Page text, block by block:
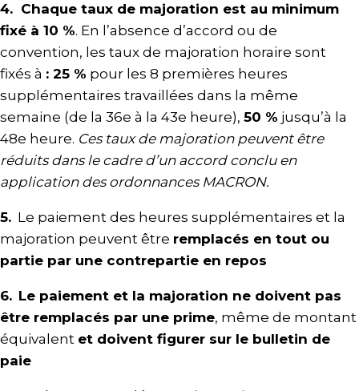
4. Chaque taux de majoration est au minimum
fixé à 10 %. En l’absence d’accord ou de
convention, les taux de majoration horaire sont
fixés à : 25 % pour les 8 premières heures
supplémentaires travaillées dans la même
semaine (de la 36e à la 43e heure), 50 % jusqu’à la
48e heure. Ces taux de majoration peuvent être
réduits dans le cadre d’un accord conclu en
application des ordonnances MACRON.
5. Le paiement des heures supplémentaires et la
majoration peuvent être remplacés en tout ou
partie par une contrepartie en repos
6. Le paiement et la majoration ne doivent pas
être remplacés par une prime, même de montant
équivalent et doivent figurer sur le bulletin de
paie